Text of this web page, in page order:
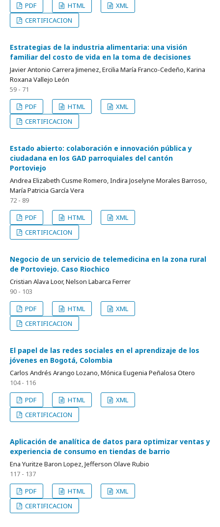
PDF
HTML
XML
CERTIFICACION
Estrategias de la industria alimentaria: una visión
familiar del costo de vida en la toma de decisiones
Javier Antonio Carrera Jimenez, Ercilia María Franco-Cedeño, Karina
Roxana Vallejo León
59 - 71
PDF
HTML
XML
CERTIFICACION
Estado abierto: colaboración e innovación pública y
ciudadana en los GAD parroquiales del cantón
Portoviejo
Andrea Elizabeth Cusme Romero, Indira Joselyne Morales Barroso,
María Patricia García Vera
72 - 89
PDF
HTML
XML
CERTIFICACION
Negocio de un servicio de telemedicina en la zona rural
de Portoviejo. Caso Riochico
Cristian Alava Loor, Nelson Labarca Ferrer
90 - 103
PDF
HTML
XML
CERTIFICACION
El papel de las redes sociales en el aprendizaje de los
jóvenes en Bogotá, Colombia
Carlos Andrés Arango Lozano, Mónica Eugenia Peñalosa Otero
104 - 116
PDF
HTML
XML
CERTIFICACION
Aplicación de analítica de datos para optimizar ventas y
experiencia de consumo en tiendas de barrio
Ena Yuritze Baron Lopez, Jefferson Olave Rubio
117 - 137
PDF
HTML
XML
CERTIFICACION